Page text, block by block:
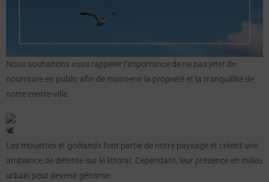
Nous souhaitons vous rappeler l’importance de ne pas jeter de
nourriture en public afin de maintenir la propreté et la tranquillité de
notre centre-ville.
Les mouettes et goélands font partie de notre paysage et créent une
ambiance de détente sur le littoral. Cependant, leur présence en milieu
urbain peut devenir gênante.